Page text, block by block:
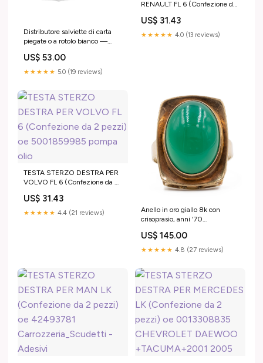
Distributore salviette di carta
piegate o a rotolo bianco —
Automatismen
US$ 53.00
★★★★★ 5.0 (19 reviews)
RENAULT FL 6 (Confezione da
sospensioni
US$ 31.43
★★★★★ 4.0 (13 reviews)
TESTA STERZO DESTRA PER
VOLVO FL 6 (Confezione da 2
olio
US$ 31.43
★★★★★ 4.4 (21 reviews)
Anello in oro giallo 8k con
crisoprasio, anni '70
US$ 145.00
★★★★★ 4.8 (27 reviews)